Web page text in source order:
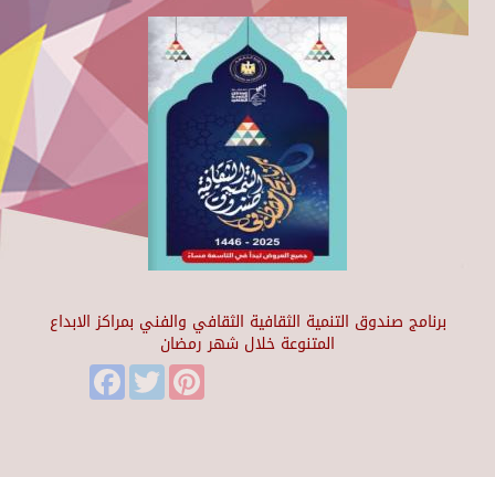
برنامج صندوق التنمية الثقافية الثقافي والفني بمراكز الابداع
المتنوعة خلال شهر رمضان
FacebookTwitter